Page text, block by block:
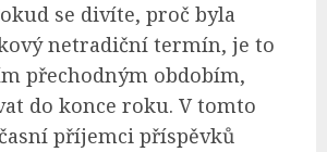
se divíte, proč byla
netradiční termín, je to
přechodným obdobím,
do konce roku. V tomto
příjemci příspěvků